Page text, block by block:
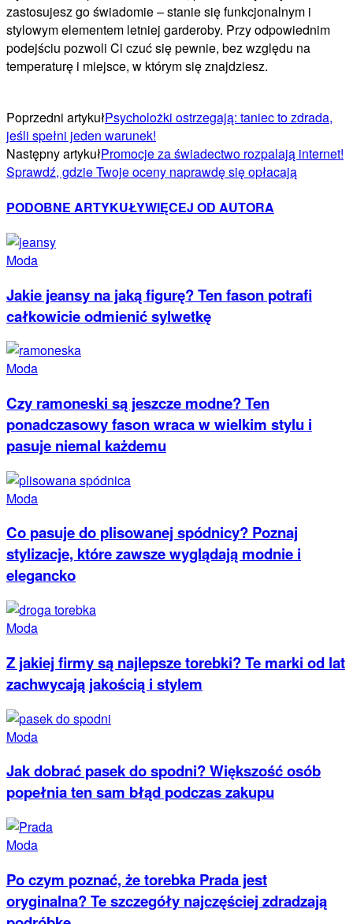
zastosujesz go świadomie – stanie się funkcjonalnym i
stylowym elementem letniej garderoby. Przy odpowiednim
podejściu pozwoli Ci czuć się pewnie, bez względu na
temperaturę i miejsce, w którym się znajdziesz.
Poprzedni artykułPsycholożki ostrzegają: taniec to zdrada,
jeśli spełni jeden warunek!
Następny artykułPromocje za świadectwo rozpalają internet!
Sprawdź, gdzie Twoje oceny naprawdę się opłacają
PODOBNE ARTYKUŁYWIĘCEJ OD AUTORA
Moda
Jakie jeansy na jaką figurę? Ten fason potrafi
całkowicie odmienić sylwetkę
Moda
Czy ramoneski są jeszcze modne? Ten
ponadczasowy fason wraca w wielkim stylu i
pasuje niemal każdemu
Moda
Co pasuje do plisowanej spódnicy? Poznaj
stylizacje, które zawsze wyglądają modnie i
elegancko
Moda
Z jakiej firmy są najlepsze torebki? Te marki od lat
zachwycają jakością i stylem
Moda
Jak dobrać pasek do spodni? Większość osób
popełnia ten sam błąd podczas zakupu
Moda
Po czym poznać, że torebka Prada jest
oryginalna? Te szczegóły najczęściej zdradzają